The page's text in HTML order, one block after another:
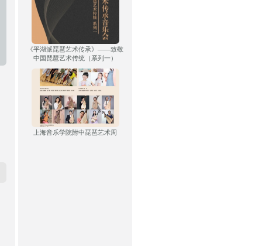
《平湖派琵琶艺术传承》——致敬
中国琵琶艺术传统（系列一）
上海音乐学院附中琵琶艺术周